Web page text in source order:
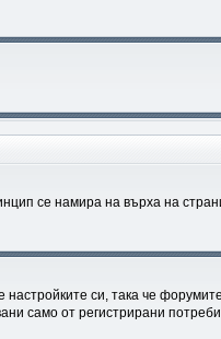
се намира на върха на
си, така че
от регистрирани